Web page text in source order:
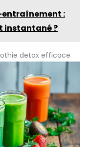
:
instantané ?
detox efficace